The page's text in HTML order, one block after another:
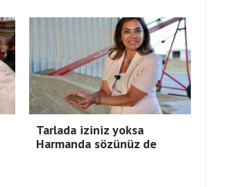
Tarlada iziniz yoksa
Harmanda sözünüz de